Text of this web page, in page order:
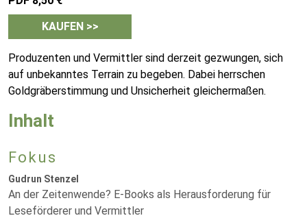
KAUFEN >>
Produzenten und Vermittler sind derzeit gezwungen, sich
auf unbekanntes Terrain zu begeben. Dabei herrschen
Goldgräberstimmung und Unsicherheit gleichermaßen.
Inhalt
Fokus
Gudrun Stenzel
An der Zeitenwende? E-Books als Herausforderung für
Leseförderer und Vermittler